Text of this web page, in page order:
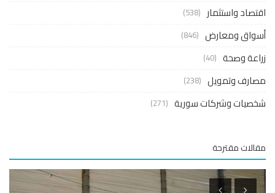
واستثمار (538)
ومعارض (846)
وصحة (40)
وتمويل (238)
وشركات سورية (271)
مقترحة